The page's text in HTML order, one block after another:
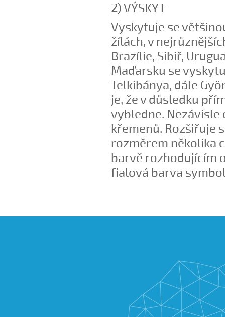
2) VÝSKYT
Vyskytuje se
žílách, v
Brazílie, Sibiř,
Maďarsku se
Telkibánya, dále
je, že v důsledku
vybledne.
křemenů. Rozšiřuje
rozměrem několika
barvě rozhodujícím
fialová barva